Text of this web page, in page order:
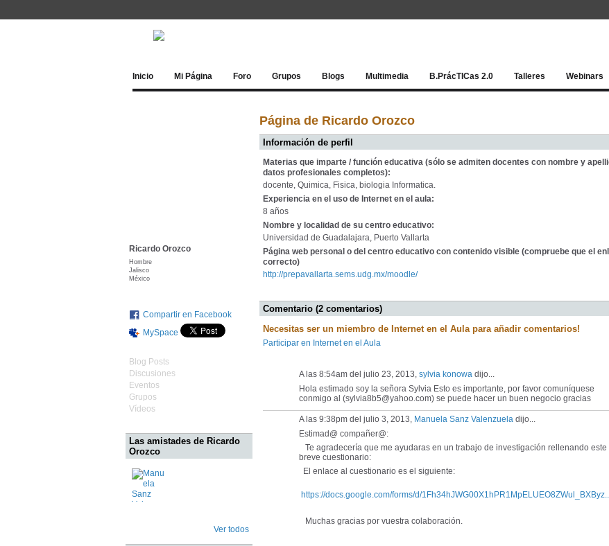
Inicio Mi Página Foro Grupos Blogs Multimedia B.PrácTICas 2.0 Talleres Webinars
Ricardo Orozco
Hombre
Jalisco
México
Compartir en Facebook
MySpace
Blog Posts
Discusiones
Eventos
Grupos
Vídeos
Las amistades de Ricardo
Orozco
Ver todos
Página de Ricardo Orozco
Información de perfil
Materias que imparte / función educativa (sólo se admiten docentes con nombre y
datos profesionales completos):
docente, Quimica, Fisica, biologia Informatica.
Experiencia en el uso de Internet en el aula:
8 años
Nombre y localidad de su centro educativo:
Universidad de Guadalajara, Puerto Vallarta
Página web personal o del centro educativo con contenido visible (compruebe que el
correcto)
http://prepavallarta.sems.udg.mx/moodle/
Comentario (2 comentarios)
Necesitas ser un miembro de Internet en el Aula para añadir comentarios!
Participar en Internet en el Aula
A las 8:54am del julio 23, 2013, sylvia konowa dijo...
Hola estimado soy la señora Sylvia Esto es importante, por favor comuníquese
conmigo al (sylvia8b5@yahoo.com) se puede hacer un buen negocio gracias
A las 9:38pm del julio 3, 2013, Manuela Sanz Valenzuela dijo...
Estimad@ compañer@:
Te agradecería que me ayudaras en un trabajo de investigación rellenando este
breve cuestionario:
El enlace al cuestionario es el siguiente:
https://docs.google.com/forms/d/
Muchas gracias por vuestra colaboración.